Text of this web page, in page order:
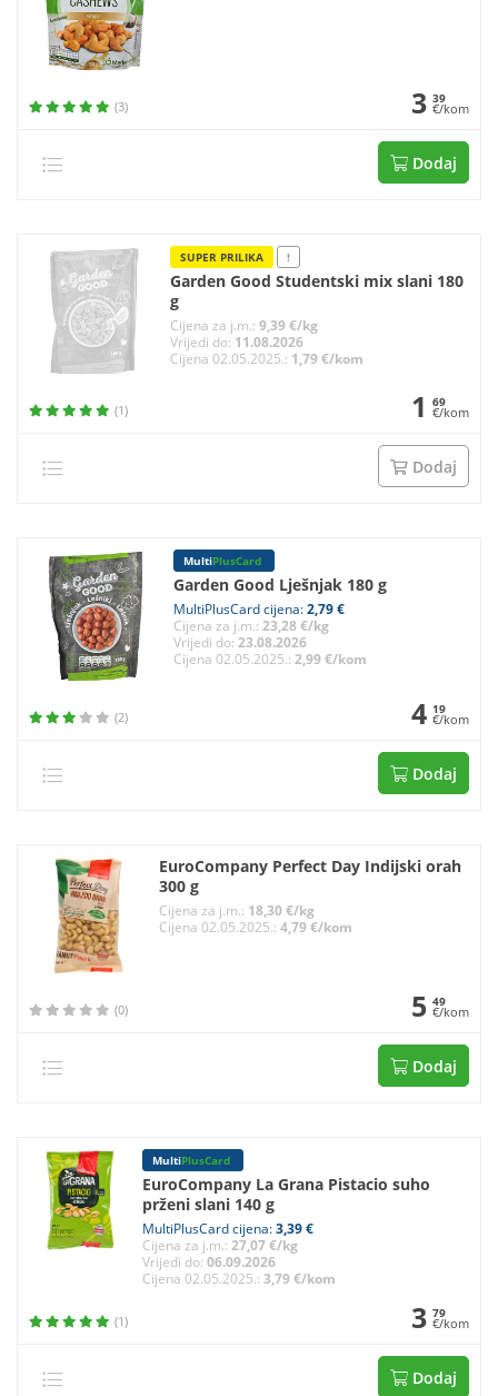
(3) 3 39
€/kom
Dodaj
SUPER PRILIKA !
Garden Good Studentski mix slani 180
g
Cijena za j.m.: 9,39 €/kg
Vrijedi do: 11.08.2026
Cijena 02.05.2025.: 1,79 €/kom
(1) 1 69
€/kom
Dodaj
MultiPlusCard
Garden Good Lješnjak 180 g
MultiPlusCard cijena:2,79 €
Cijena za j.m.: 23,28 €/kg
Vrijedi do: 23.08.2026
Cijena 02.05.2025.: 2,99 €/kom
(2) 4 19
€/kom
Dodaj
EuroCompany Perfect Day Indijski orah
300 g
Cijena za j.m.: 18,30 €/kg
Cijena 02.05.2025.:4,79 €/kom
(0) 5 49
€/kom
Dodaj
MultiPlusCard
EuroCompany La Grana Pistacio suho
prženi slani 140 g
MultiPlusCard cijena:3,39 €
Cijena za j.m.:27,07 €/kg
Vrijedi do:06.09.2026
Cijena 02.05.2025.:3,79 €/kom
(1) 3 79
€/kom
Dodaj